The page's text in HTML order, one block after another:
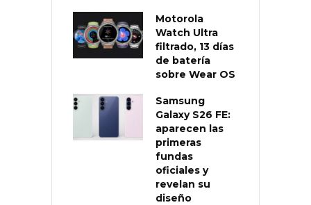
Motorola
Watch Ultra
filtrado, 13 días
de batería
sobre Wear OS
Samsung
Galaxy S26 FE:
aparecen las
primeras
fundas
oficiales y
revelan su
diseño